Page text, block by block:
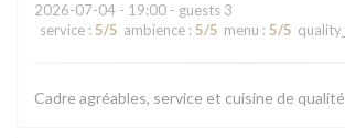
2026-07-04 - 19:00 - guests 3
service : 5/5 ambience : 5/5 menu : 5/5
Cadre agréables, service et cuisine de